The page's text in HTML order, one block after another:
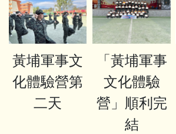
黃埔軍事文
化體驗營第
二天
「黃埔軍事
文化體驗
營」順利完
結